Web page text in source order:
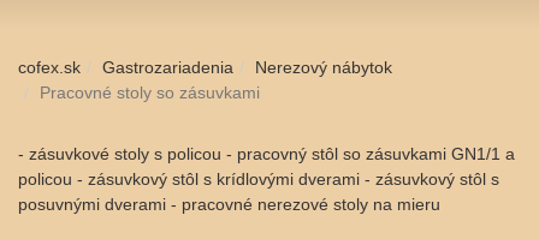
cofex.sk Gastrozariadenia
Nerezový nábytok
Pracovné stoly so zásuvkami
- zásuvkové stoly s policou - pracovný stôl so zásuvkami GN1/1 a
policou - zásuvkový stôl s krídlovými dverami - zásuvkový stôl s
posuvnými dverami - pracovné nerezové stoly na mieru